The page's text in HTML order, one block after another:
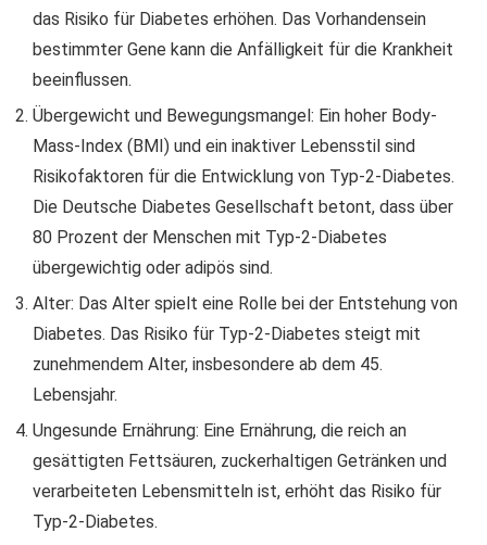
das Risiko für Diabetes erhöhen. Das Vorhandensein
bestimmter Gene kann die Anfälligkeit für die Krankheit
beeinflussen.
Übergewicht und Bewegungsmangel: Ein hoher Body-
Mass-Index (BMI) und ein inaktiver Lebensstil sind
Risikofaktoren für die Entwicklung von Typ-2-Diabetes.
Die Deutsche Diabetes Gesellschaft betont, dass über
80 Prozent der Menschen mit Typ-2-Diabetes
übergewichtig oder adipös sind.
Alter: Das Alter spielt eine Rolle bei der Entstehung von
Diabetes. Das Risiko für Typ-2-Diabetes steigt mit
zunehmendem Alter, insbesondere ab dem 45.
Lebensjahr.
Ungesunde Ernährung: Eine Ernährung, die reich an
gesättigten Fettsäuren, zuckerhaltigen Getränken und
verarbeiteten Lebensmitteln ist, erhöht das Risiko für
Typ-2-Diabetes.